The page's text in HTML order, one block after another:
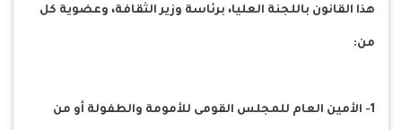
هذا القانون باللجنة العليا، برئاسة وزير الثقافة، وعضوية كل
من:
1- الأمين العام للمجلس القومى للأمومة والطفولة أو من